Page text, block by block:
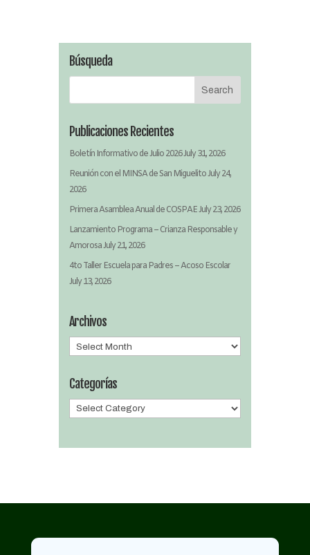
Búsqueda
Publicaciones Recientes
Boletín Informativo de Julio 2026July 31, 2026
Reunión con el MINSA de San MiguelitoJuly 24,
2026
Primera Asamblea Anual de COSPAEJuly 23, 2026
Lanzamiento Programa – Crianza Responsable y
AmorosaJuly 21, 2026
4to Taller Escuela para Padres – Acoso Escolar
July 13, 2026
Archivos
Archivos
Categorías
Categorías